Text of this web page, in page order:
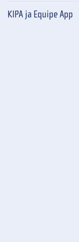
KIPA ja Equipe App